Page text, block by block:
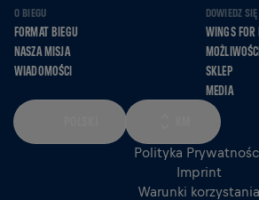
O BIEGU
FORMAT BIEGU
NASZA MISJA
WIADOMOŚCI
DOWIEDZ
WINGS FOR
SKLEP
MEDIA
Polityka
Imprint
Warunki korzystania